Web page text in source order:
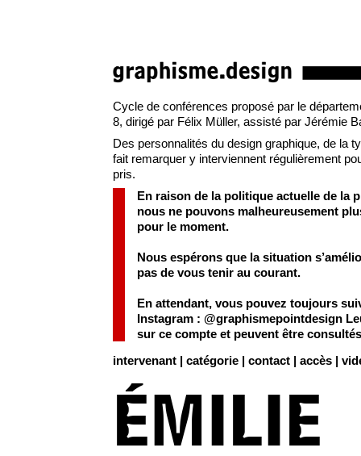
Cycle de conférences proposé par le
8, dirigé par Félix Müller, assisté par Jérémie
Des personnalités du design graphique, de la
fait remarquer y interviennent régulièrement
pris.
En raison de la politique actuelle de la
nous ne pouvons malheureusement
pour le moment.
Nous espérons que la situation
pas de vous tenir au courant.
En attendant, vous pouvez toujours
Instagram : @graphismepointdesign
sur ce compte et peuvent être
intervenant | catégorie | contact | accès |
ÉMILIE